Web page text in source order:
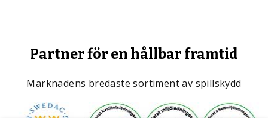
Partner för en hållbar framtid
Marknadens bredaste sortiment av spillskydd